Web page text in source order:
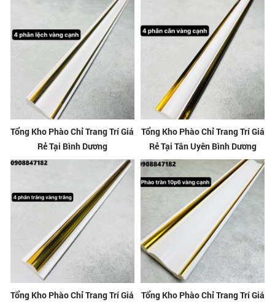
Tổng Kho Phào Chỉ Trang Trí Giá
Rẻ Tại Bình Dương
Tổng Kho Phào Chỉ Trang Trí Giá
Rẻ Tại Tân Uyên Bình Dương
Tổng Kho Phào Chỉ Trang Trí Giá
Tổng Kho Phào Chỉ Trang Trí Giá